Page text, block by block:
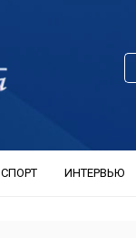
СПОРТ ИНТЕРВЬЮ